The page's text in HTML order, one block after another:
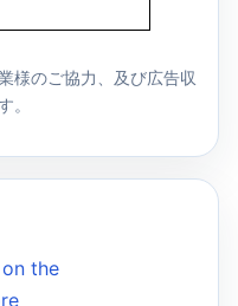
様のご協力、及び広告収
。